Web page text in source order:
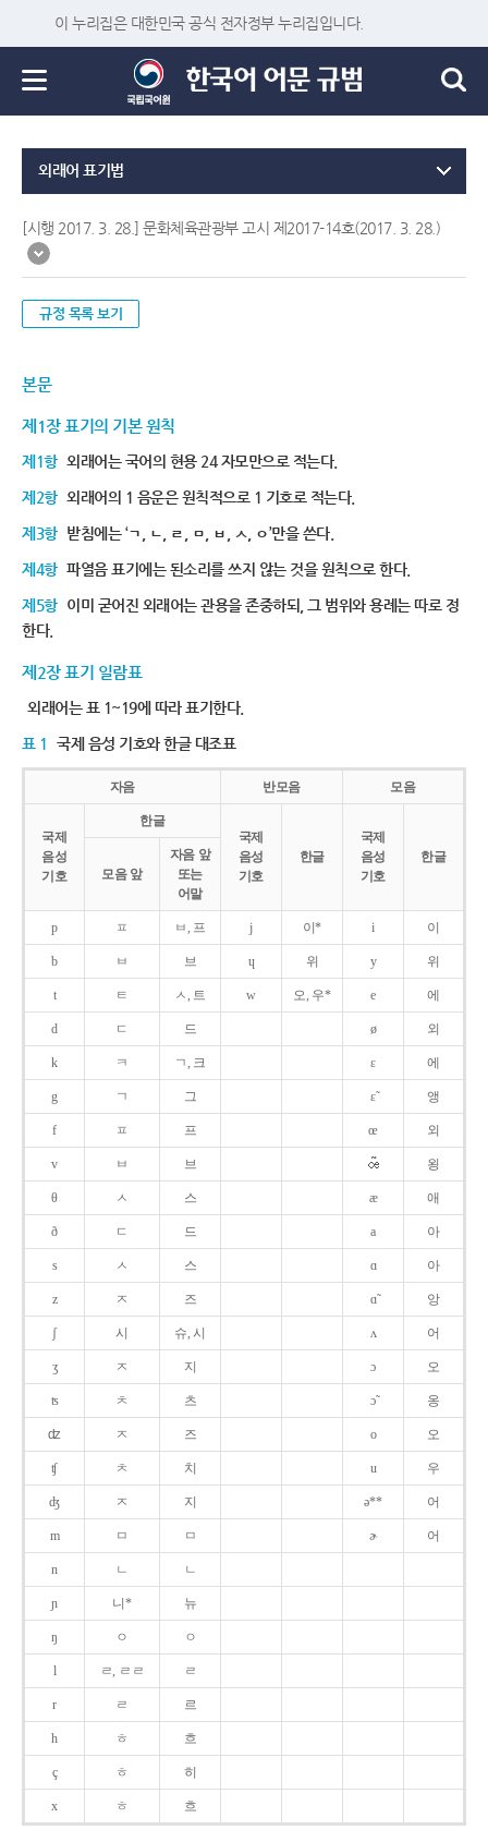
이 누리집은 대한민국 공식 전자정부 누리집입니다.
외래어 표기법
[시행 2017. 3. 28.] 문화체육관광부 고시 제2017-14호(2017. 3. 28.)
규정 목록 보기
본문
제1장 표기의 기본 원칙
제1항 외래어는 국어의 현용 24 자모만으로 적는다.
제2항 외래어의 1 음운은 원칙적으로 1 기호로 적는다.
제3항 받침에는 ‘ㄱ, ㄴ, ㄹ, ㅁ, ㅂ, ㅅ, ㅇ’만을 쓴다.
제4항 파열음 표기에는 된소리를 쓰지 않는 것을 원칙으로 한다.
제5항 이미 굳어진 외래어는 관용을 존중하되, 그 범위와 용례는 따로 정
한다.
제2장 표기 일람표
외래어는 표 1~19에 따라 표기한다.
표 1 국제 음성 기호와 한글 대조표
자음 반모음 모음
국제
음성
기호
한글
국제
음성
기호
한글
국제
음성
기호
한글
모음 앞
자음 앞
또는
어말
p ㅍ ㅂ, 프 j 이* i 이
b ㅂ 브 ɥ 위 y 위
t ㅌ ㅅ, 트 w 오, 우* e 에
d ㄷ 드 ø 외
k ㅋ ㄱ, 크 ɛ 에
g ㄱ 그 ɛ̃ 앵
f ㅍ 프 œ 외
v ㅂ 브 욍
θ ㅅ 스 æ 애
ð ㄷ 드 a 아
s ㅅ 스 ɑ 아
z ㅈ 즈 ɑ̃ 앙
ʃ 시 슈, 시 ʌ 어
ʒ ㅈ 지 ɔ 오
ʦ ㅊ 츠 ɔ̃ 옹
ʣ ㅈ 즈 o 오
ʧ ㅊ 치 u 우
ʤ ㅈ 지 ə** 어
m ㅁ ㅁ ɚ 어
n ㄴ ㄴ
ɲ 니* 뉴
ŋ ㅇ ㅇ
l ㄹ, ㄹㄹ ㄹ
r ㄹ 르
h ㅎ 흐
ç ㅎ 히
x ㅎ 흐